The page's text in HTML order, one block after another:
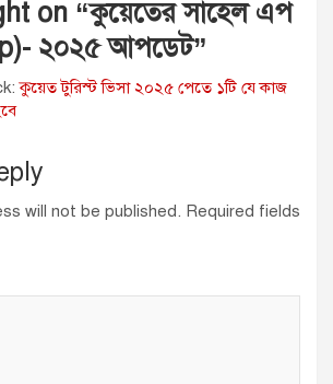
on “কুয়েতের সাহেল এপ
২০২৫ আপডেট”
কুয়েত টুরিস্ট ভিসা ২০২৫ পেতে ১টি যে কাজ
will not be published. Required fields